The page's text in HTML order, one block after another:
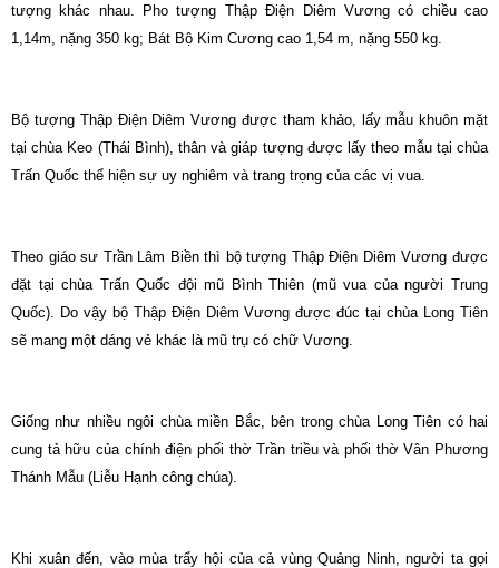
tượng khác nhau. Pho tượng Thập Điện Diêm Vương có chiều cao
1,14m, nặng 350 kg; Bát Bộ Kim Cương cao 1,54 m, nặng 550 kg.
Bộ tượng Thập Điện Diêm Vương được tham khảo, lấy mẫu khuôn mặt
tại chùa Keo (Thái Bình), thân và giáp tượng được lấy theo mẫu tại chùa
Trấn Quốc thể hiện sự uy nghiêm và trang trọng của các vị vua.
Theo giáo sư Trần Lâm Biền thì bộ tượng Thập Điện Diêm Vương được
đặt tại chùa Trấn Quốc đội mũ Bình Thiên (mũ vua của người Trung
Quốc). Do vậy bộ Thập Điện Diêm Vương được đúc tại chùa Long Tiên
sẽ mang một dáng vẻ khác là mũ trụ có chữ Vương.
Giống như nhiều ngôi chùa miền Bắc, bên trong chùa Long Tiên có hai
cung tả hữu của chính điện phối thờ Trần triều và phối thờ Vân Phương
Thánh Mẫu (Liễu Hạnh công chúa).
Khi xuân đến, vào mùa trẩy hội của cả vùng Quảng Ninh, người ta gọi